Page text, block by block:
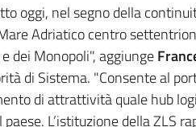
oggi, nel segno della
Adriatico centro
dei Monopoli", aggiunge
di Sistema. "Consente al
di attrattività quale hub
L’istituzione della ZLS